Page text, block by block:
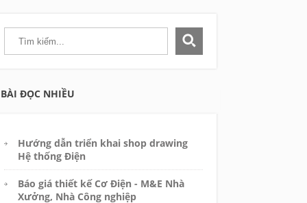
BÀI ĐỌC NHIỀU
Hướng dẫn triển khai shop drawing
Hệ thống Điện
Báo giá thiết kế Cơ Điện - M&E Nhà
Xưởng, Nhà Công nghiệp